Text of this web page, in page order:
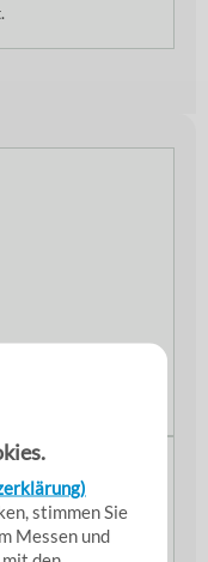
stimmen Sie
Messen und
Einsatz, Vor-
Vorfilterfür